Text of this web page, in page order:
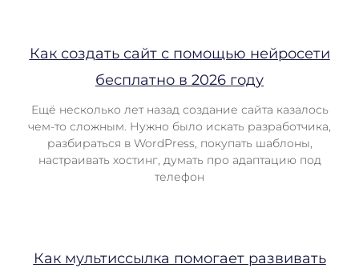
Как создать сайт с помощью нейросети
бесплатно в 2026 году
Ещё несколько лет назад создание сайта казалось
чем-то сложным. Нужно было искать разработчика,
разбираться в WordPress, покупать шаблоны,
настраивать хостинг, думать про адаптацию под
телефон
Как мультиссылка помогает развивать